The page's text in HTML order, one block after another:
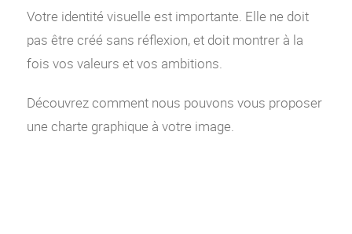
Votre identité visuelle est importante. Elle ne doit
pas être créé sans réflexion, et doit montrer à la
fois vos valeurs et vos ambitions.
Découvrez comment nous pouvons vous proposer
une charte graphique à votre image.